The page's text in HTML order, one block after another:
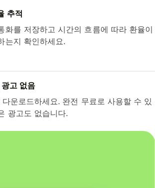
추적
화를 저장하고 시간의 흐름에 따라 환율이
는지 확인하세요.
고 없음
운로드하세요. 완전 무료로 사용할 수 있
광고도 없습니다.